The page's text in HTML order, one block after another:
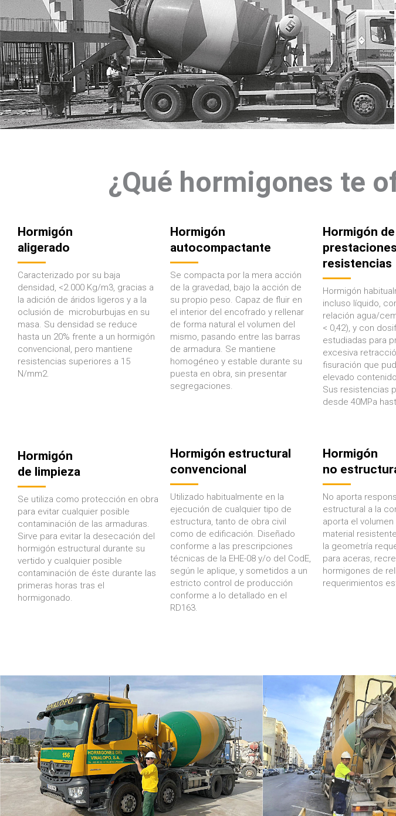
¿Qué hormigones te
Hormigón
aligerado
Caracterizado por su baja
densidad, <2.000 Kg/m3, gracias a
la adición de áridos ligeros y a la
oclusión de microburbujas en su
masa. Su densidad se reduce
hasta un 20% frente a un hormigón
convencional, pero mantiene
resistencias superiores a 15
N/mm2.
Hormigón
autocompactante
Se compacta por la mera acción
de la gravedad, bajo la acción de
su propio peso. Capaz de fluir en
el interior del encofrado y rellenar
de forma natural el volumen del
mismo, pasando entre las barras
de armadura. Se mantiene
homogéneo y estable durante su
puesta en obra, sin presentar
segregaciones.
Hormigón
resistencias
Hormigón
incluso líquido,
relación agua/
< 0,42), y con
estudiadas para
excesiva
fisuración que
elevado
Sus resistencias
desde 40MPa
Hormigón
de limpieza
Se utiliza como protección en obra
para evitar cualquier posible
contaminación de las armaduras.
Sirve para evitar la desecación del
hormigón estructural durante su
vertido y cualquier posible
contaminación de éste durante las
primeras horas tras el
hormigonado.
Hormigón estructural
convencional
Utilizado habitualmente en la
ejecución de cualquier tipo de
estructura, tanto de obra civil
como de edificación. Diseñado
conforme a las prescripciones
técnicas de la EHE-08 y/o del CodE,
según le aplique, y sometidos a un
estricto control de producción
conforme a lo detallado en el
RD163.
Hormigón
no
No aporta
estructural a la
aporta el
material
la geometría
para aceras,
hormigones de
requerimientos